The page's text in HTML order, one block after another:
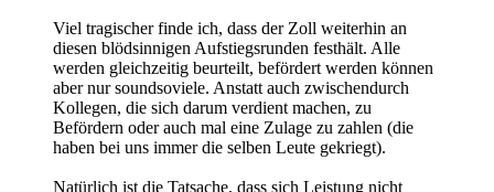
Viel tragischer finde ich, dass der Zoll weiterhin an
diesen blödsinnigen Aufstiegsrunden festhält. Alle
werden gleichzeitig beurteilt, befördert werden können
aber nur soundsoviele. Anstatt auch zwischendurch
Kollegen, die sich darum verdient machen, zu
Befördern oder auch mal eine Zulage zu zahlen (die
haben bei uns immer die selben Leute gekriegt).
Natürlich ist die Tatsache, dass sich Leistung nicht